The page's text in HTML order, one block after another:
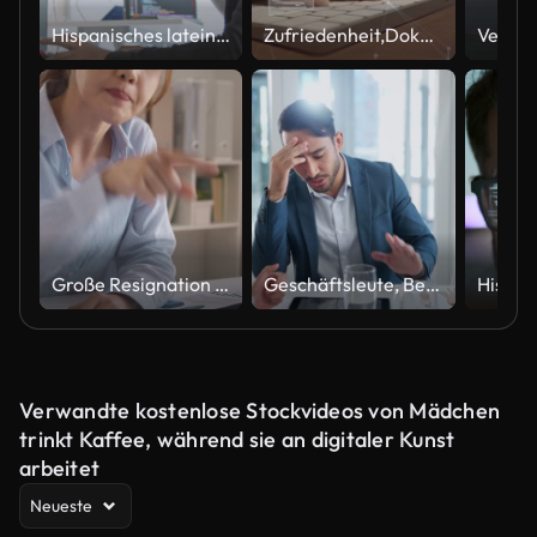
Hispanisches lateinamerikanisches Paar, Software-Ingenieur Entwickler verwenden Computer und arbeiten gemeinsam an der Programmcodierung im Home Office. Programmiersprachenentwicklungstechnologie, freiberufliches Berufskonzept Zufriedenheit,Dokument,Checkliste,Datenbank,Vertrag,Kontrollkästchen, Versicherung,Manager,Technologie,Marketing,Sicherheit,Wahl,Arbeiten,Laptop,Erfolg,Finanzen,Service,Fragebogen,Computer,Papier,Geschäft,Virtual Reality,Organisation,Vermessungsingenieur
Große Resignation Talent Belegschaft mit schlechtem Arbeitgeber toxischen Arbeitsplatz. Geschäftsleute, Besprechung und Führungskraft mit Stress, Team und negatives Feedback mit Fehlern und Problemen mit Bericht. Gruppe, frustriert und Mitarbeiter mit Papierkram und Krise mit Kopfschmerzen und Müdigkeit
Verwandte kostenlose Stockvideos von Mädchen
trinkt Kaffee, während sie an digitaler Kunst
arbeitet
Neueste